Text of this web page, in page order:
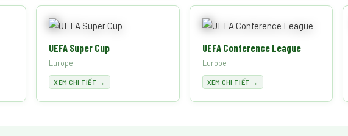
UEFA Super Cup
Europe
XEM CHI TIẾT →
UEFA Conference League
Europe
XEM CHI TIẾT →